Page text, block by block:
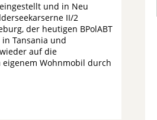
und in Neu
II/2
der heutigen BPolABT
Tansania und
auf die
Wohnmobil durch